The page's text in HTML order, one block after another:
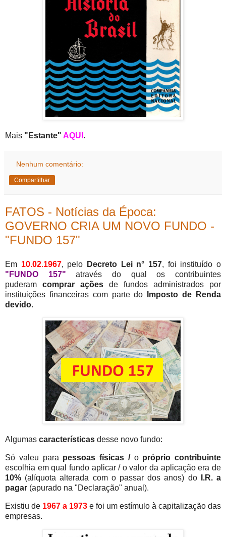
Mais "Estante" AQUI .
Nenhum comentário:
Compartilhar
FATOS - Notícias da Época:
GOVERNO CRIA UM NOVO FUNDO -
"FUNDO 157"
Em 10.02.1967, pelo Decreto Lei n° 157, foi instituído o
"FUNDO 157" através do qual os contribuintes
puderam comprar ações de fundos administrados por
instituições financeiras com parte do
Imposto de Renda
devido.
Algumas características desse novo fundo:
Só valeu para pessoas físicas / o próprio contribuinte
escolhia em qual fundo aplicar / o valor da aplicação era de
10% (alíquota alterada com o passar dos anos) do
I.R. a
pagar (apurado na "Declaração" anual).
Existiu de 1967 a 1973 e foi um estímulo à capitalização das
empresas.